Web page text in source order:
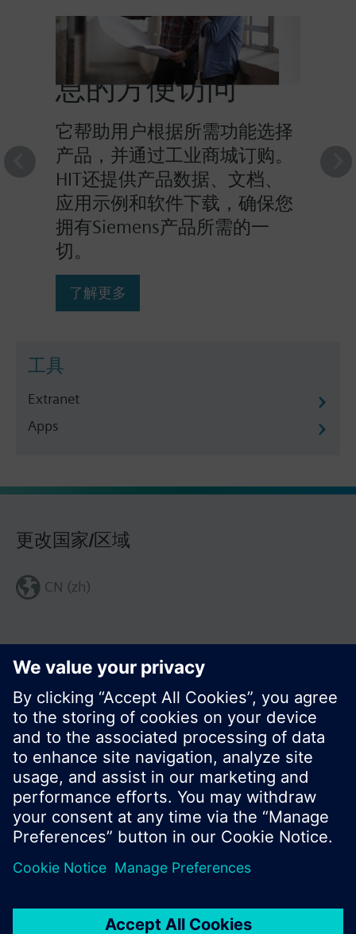
HIT提供对产品信
息的方便访问
它帮助用户根据所需功能选择
产品，并通过工业商城订购。
HIT还提供产品数据、文档、
应用示例和软件下载，确保您
拥有Siemens产品所需的一
切。
了解更多
工具
Extranet
Apps
更改国家/区域
CN (zh)